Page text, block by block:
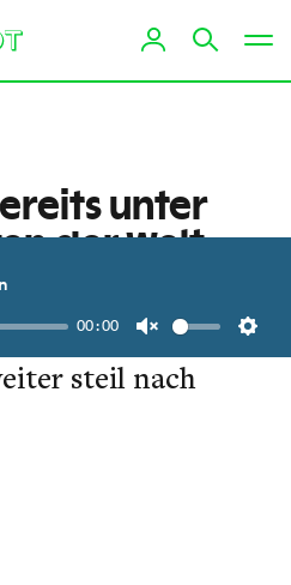
00:00
Unmute
unter
der Welt
Jiujiang-
die Lienzerin in
steil nach